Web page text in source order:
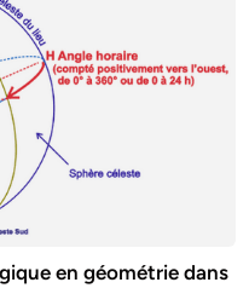
en géométrie dans